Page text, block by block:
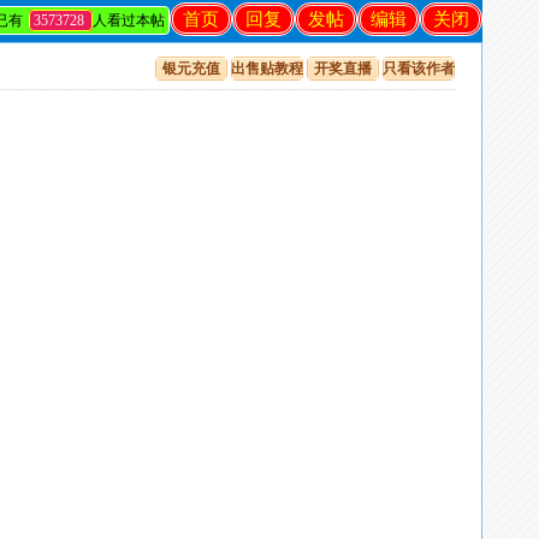
关闭
编辑
发帖
回复
首页
有 3573728 人看过本帖
银元充值 出售贴教程 开奖直播 只看该作者